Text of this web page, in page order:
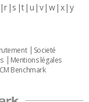
r s t u v w x y
Societé
Mentions légales
Benchmark